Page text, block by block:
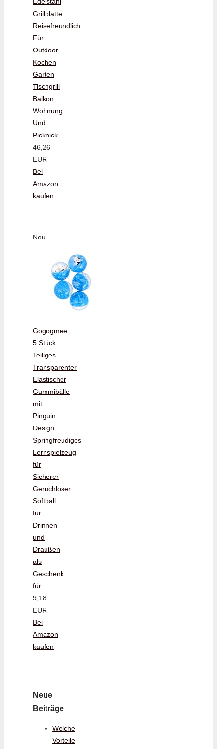
Grillplatte
Reisefreundlich
Für
Outdoor
Kochen
Garten
Tischgrill
Balkon
Wohnung
Und
Picknick
46,26
EUR
Bei
Amazon
kaufen
Neu
Gogogmee
5 Stück
Teiliges
Transparenter
Elastischer
Gummibälle
mit
Pinguin
Design
Springfreudiges
Lernspielzeug
für
Sicherer
Geruchloser
Softball
für
Drinnen
und
Draußen
als
Geschenk
für
9,18
EUR
Bei
Amazon
kaufen
Neue
Beiträge
Welche
Vorteile